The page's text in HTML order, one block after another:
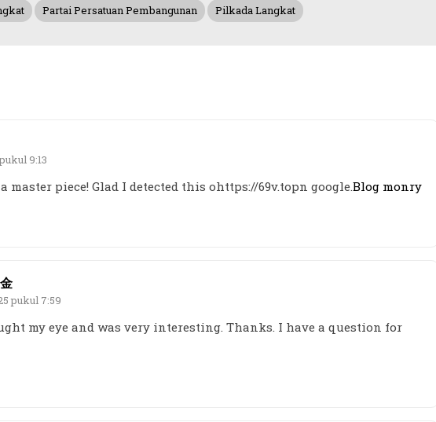
Partai Persatuan Pembangunan Pilkada Langkat
9:13
master piece! Glad I detected this ohttps://69v.topn google.Blog monry
pukul 7:59
my eye and was very interesting. Thanks. I have a question for